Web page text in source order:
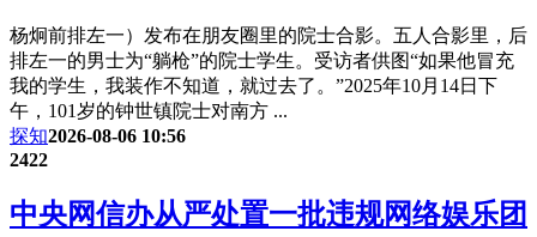
杨炯前排左一）发布在朋友圈里的院士合影。五人合影里，后
排左一的男士为“躺枪”的院士学生。受访者供图“如果他冒充
我的学生，我装作不知道，就过去了。”2025年10月14日下
午，101岁的钟世镇院士对南方 ...
探知2026-08-06 10:56
2422
中央网信办从严处置一批违规网络娱乐团